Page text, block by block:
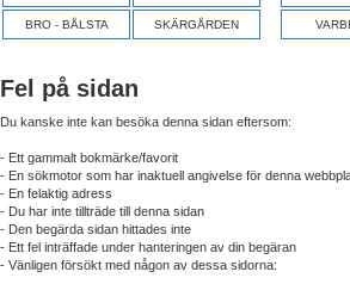
BRO - BÅLSTA SKÄRGÅRDEN
Fel på sidan
Du kanske inte kan besöka denna sidan eftersom:
- Ett gammalt bokmärke/favorit
- En sökmotor som har inaktuell angivelse för denna
- En felaktig adress
- Du har inte tillträde till denna sidan
- Den begärda sidan hittades inte
- Ett fel inträffade under hanteringen av din begäran
- Vänligen försökt med någon av dessa sidorna: